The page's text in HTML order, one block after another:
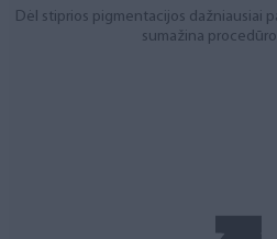
Dėl stiprios pigmentacijos dažniausiai
sumažina